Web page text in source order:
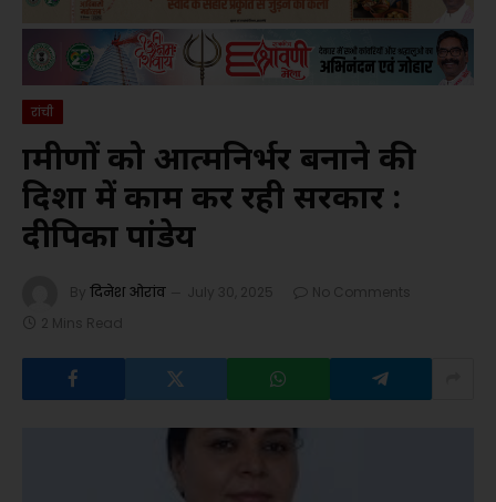
रांची
ग्रामीणों को आत्मनिर्भर बनाने की
दिशा में काम कर रही सरकार :
दीपिका पांडेय
By दिनेश ओरांव July 30, 2025
No Comments
2 Mins Read